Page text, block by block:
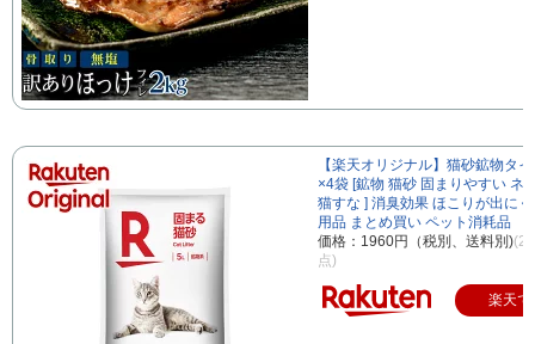
【楽天オリジナル】猫砂鉱物タ
×4袋 [鉱物 猫砂 固まりやすい ネ
猫すな ] 消臭効果 ほこりが出に
用品 まとめ買い ペット消耗品
価格：1960円（税別、送料別)
点)
楽天で